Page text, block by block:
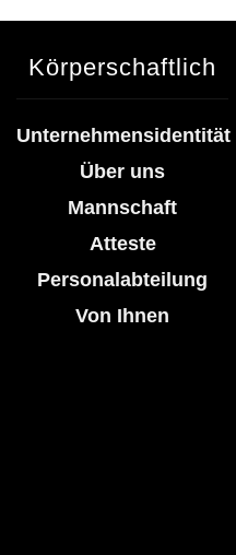
Körperschaftlich
Unternehmensidentität
Über uns
Mannschaft
Atteste
Personalabteilung
Von Ihnen